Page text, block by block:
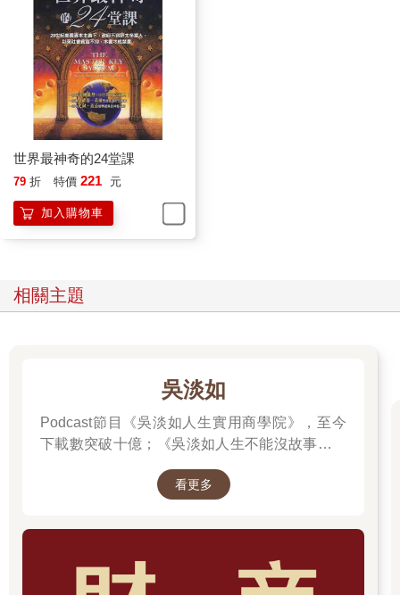
世界最神奇的24堂課
79 折 特價 221 元
加入購物車
相關主題
吳淡如
Podcast節目《吳淡如人生實用商學院》，至今
下載數突破十億；《吳淡如人生不能沒故事》也
讀歷史中的權力運作與人性選擇，讓看似遙遠的
看更多